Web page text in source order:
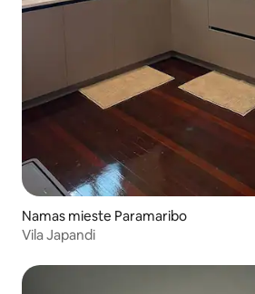
Namas mieste Paramaribo
Vila Japandi